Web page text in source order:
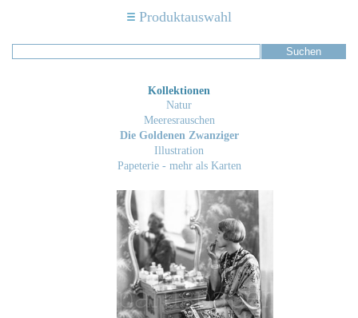
Produktauswahl
Kollektionen
Natur
Meeresrauschen
Die Goldenen Zwanziger
Illustration
Papeterie - mehr als Karten